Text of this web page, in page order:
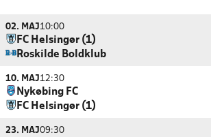
02. MAJ10:00
FC Helsingør (1)
Roskilde Boldklub
10. MAJ12:30
Nykøbing FC
FC Helsingør (1)
23. MAJ09:30